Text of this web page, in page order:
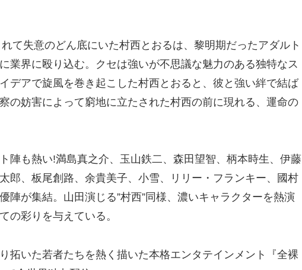
て失意のどん底にいた村西とおるは、黎明期だったアダルト
業界に殴り込む。クセは強いが不思議な魅力のある独特なス
デアで旋風を巻き起こした村西とおると、彼と強い絆で結ば
の妨害によって窮地に立たされた村西の前に現れる、運命の
陣も熱い!満島真之介、玉山鉄二、森田望智、柄本時生、伊藤
郎、板尾創路、余貴美子、小雪、リリー・フランキー、國村
陣が集結。山田演じる”村西”同様、濃いキャラクターを熱演
の彩りを与えている。
拓いた若者たちを熱く描いた本格エンタテインメント『全裸